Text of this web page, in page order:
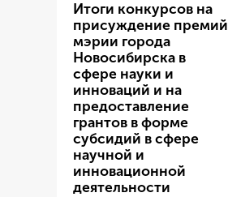
Итоги конкурсов на
присуждение премий
мэрии города
Новосибирска в
сфере науки и
инноваций и на
предоставление
грантов в форме
субсидий в сфере
научной и
инновационной
деятельности